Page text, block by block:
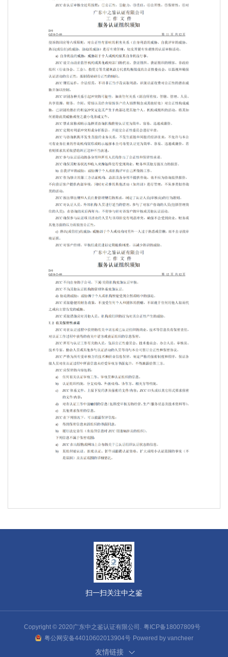
扫一扫关注中之鉴
Copyright © 2020广东中之鉴认证有限公司.
粤ICP备18007809号
粤公网安备44010602013904号 Powered by vancheer
友情链接